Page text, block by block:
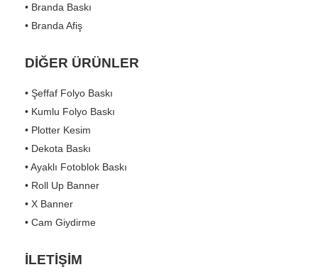
• Branda Baskı
• Branda Afiş
DİĞER ÜRÜNLER
• Şeffaf Folyo Baskı
• Kumlu Folyo Baskı
• Plotter Kesim
• Dekota Baskı
• Ayaklı Fotoblok Baskı
• Roll Up Banner
• X Banner
• Cam Giydirme
İLETİŞİM